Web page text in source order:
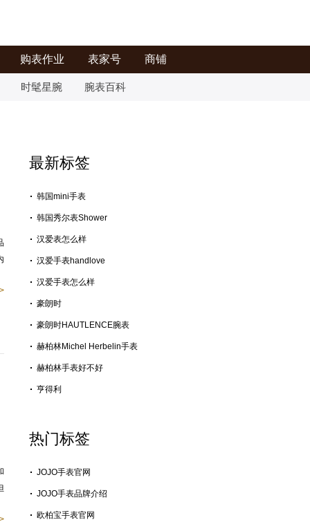
购表作业 表家号 商铺
时髦星腕 腕表百科
最新标签
韩国mini手表
韩国秀尔表Shower
汉爱表怎么样
汉爱手表handlove
汉爱手表怎么样
豪朗时
豪朗时HAUTLENCE腕表
赫柏林Michel Herbelin手表
赫柏林手表好不好
亨得利
热门标签
JOJO手表官网
JOJO手表品牌介绍
欧柏宝手表官网